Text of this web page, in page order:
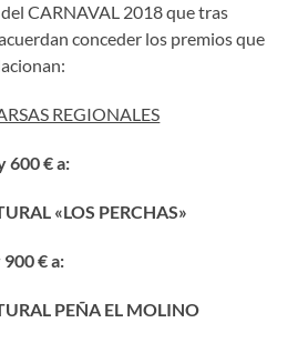
CARNAVAL 2018 que tras
conceder los premios que
REGIONALES
600 €a:
«LOS PERCHAS»
900 €a:
PEÑA EL MOLINO